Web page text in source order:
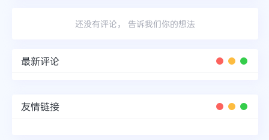
还没有评论， 告诉我们你的想法
最新评论
友情链接